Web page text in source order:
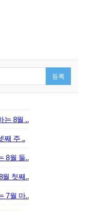
등록
는 8월 ..
째 주 ..
8월 둘..
월 첫째..
7월 마..